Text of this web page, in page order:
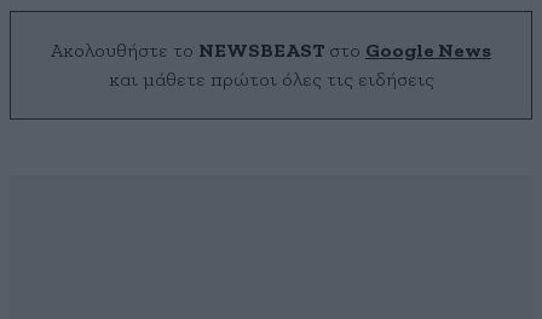
Ακολουθήστε το NEWSBEAST στο Google News
και μάθετε πρώτοι όλες τις ειδήσεις